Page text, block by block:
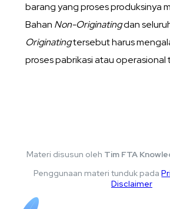
barang yang proses produksinya
Bahan Non-Originatingdan
Originatingtersebut harus
proses pabrikasi atau
Materi disusun oleh Tim FTA
Penggunaan materi tunduk pada
Disclaimer